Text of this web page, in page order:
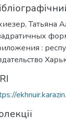
Татьяна
: